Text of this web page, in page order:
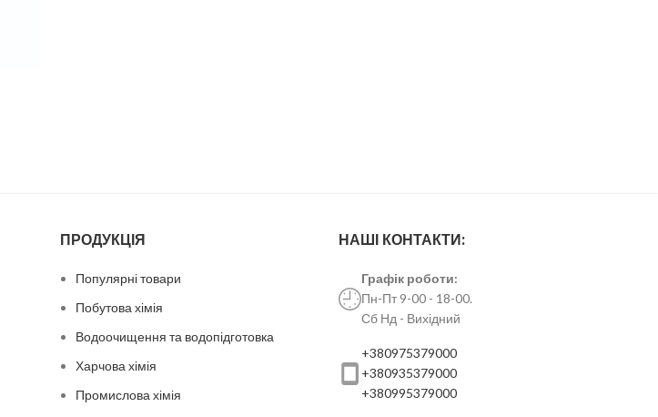
ПРОДУКЦІЯ
Популярні товари
Побутова хімія
Водоочищення та водопідготовка
Харчова хімія
Промислова хімія
НАШІ КОНТАКТИ:
Графік роботи:
Пн-Пт 9-00 - 18-00.
Сб Нд - Вихідний
+380975379000
+380935379000
+380995379000